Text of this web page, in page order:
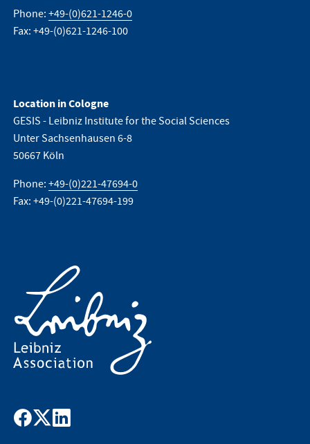
Phone:+49-(0)621-1246-0
Fax: +49-(0)621-1246-100
Location in Cologne
GESIS - Leibniz Institute for the Social Sciences
Unter Sachsenhausen 6-8
50667 Köln
Phone:+49-(0)221-47694-0
Fax: +49-(0)221-47694-199